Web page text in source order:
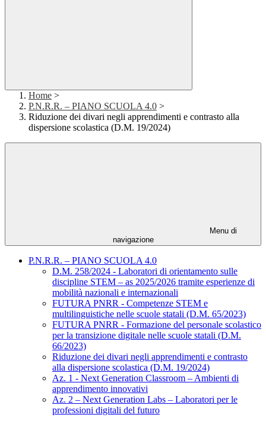
Home >
P.N.R.R. – PIANO SCUOLA 4.0 >
Riduzione dei divari negli apprendimenti e contrasto alla
dispersione scolastica (D.M. 19/2024)
Menu di
navigazione
P.N.R.R. – PIANO SCUOLA 4.0
D.M. 258/2024 - Laboratori di orientamento sulle
discipline STEM – as 2025/2026 tramite esperienze di
mobilità nazionali e internazionali
FUTURA PNRR - Competenze STEM e
multilinguistiche nelle scuole statali (D.M. 65/2023)
FUTURA PNRR - Formazione del personale scolastico
per la transizione digitale nelle scuole statali (D.M.
66/2023)
Riduzione dei divari negli apprendimenti e contrasto
alla dispersione scolastica (D.M. 19/2024)
Az. 1 - Next Generation Classroom – Ambienti di
apprendimento innovativi
Az. 2 – Next Generation Labs – Laboratori per le
professioni digitali del futuro